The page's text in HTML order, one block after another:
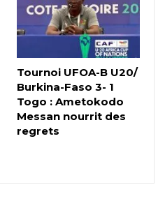
Tournoi UFOA-B U20/
Burkina-Faso 3- 1
Togo : Ametokodo
Messan nourrit des
regrets